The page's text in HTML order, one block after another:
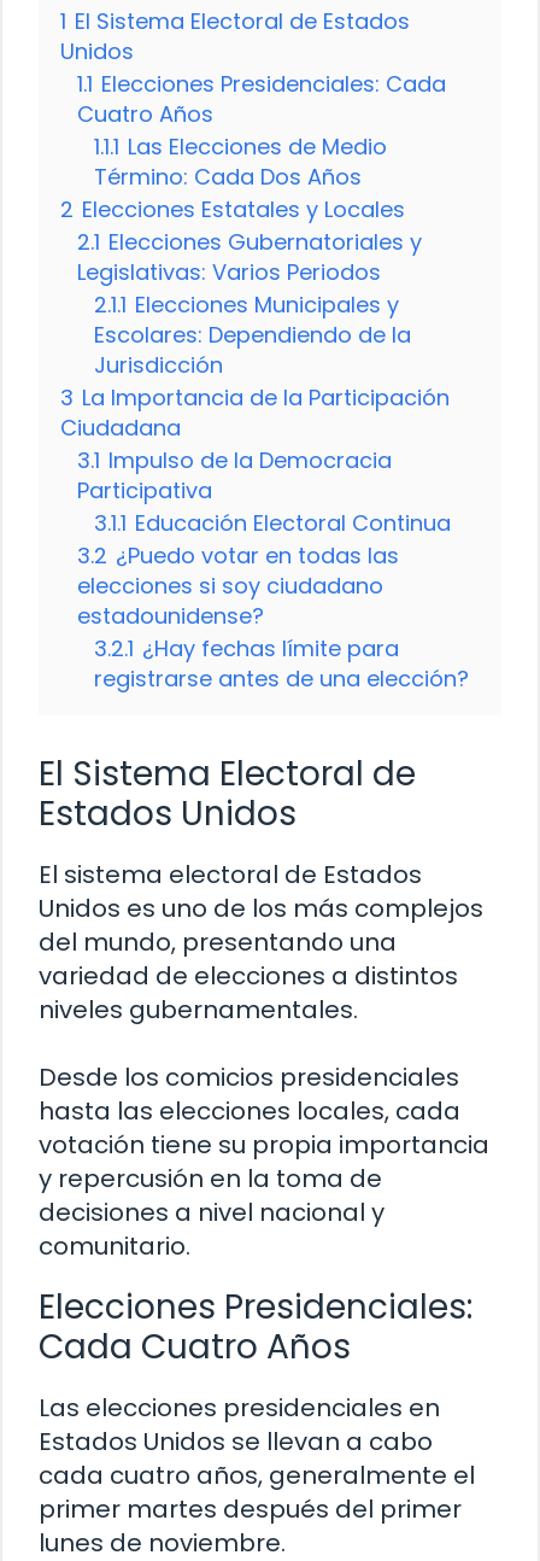
1 El Sistema Electoral de Estados
Unidos
1.1 Elecciones Presidenciales: Cada
Cuatro Años
1.1.1 Las Elecciones de Medio
Término: Cada Dos Años
2 Elecciones Estatales y Locales
2.1 Elecciones Gubernatoriales y
Legislativas: Varios Periodos
2.1.1 Elecciones Municipales y
Escolares: Dependiendo de la
Jurisdicción
3 La Importancia de la Participación
Ciudadana
3.1 Impulso de la Democracia
Participativa
3.1.1 Educación Electoral Continua
3.2 ¿Puedo votar en todas las
elecciones si soy ciudadano
estadounidense?
3.2.1 ¿Hay fechas límite para
registrarse antes de una elección?
El Sistema Electoral de
Estados Unidos
El sistema electoral de Estados
Unidos es uno de los más complejos
del mundo, presentando una
variedad de elecciones a distintos
niveles gubernamentales.
Desde los comicios presidenciales
hasta las elecciones locales, cada
votación tiene su propia importancia
y repercusión en la toma de
decisiones a nivel nacional y
comunitario.
Elecciones Presidenciales:
Cada Cuatro Años
Las elecciones presidenciales en
Estados Unidos se llevan a cabo
cada cuatro años, generalmente el
primer martes después del primer
lunes de noviembre.